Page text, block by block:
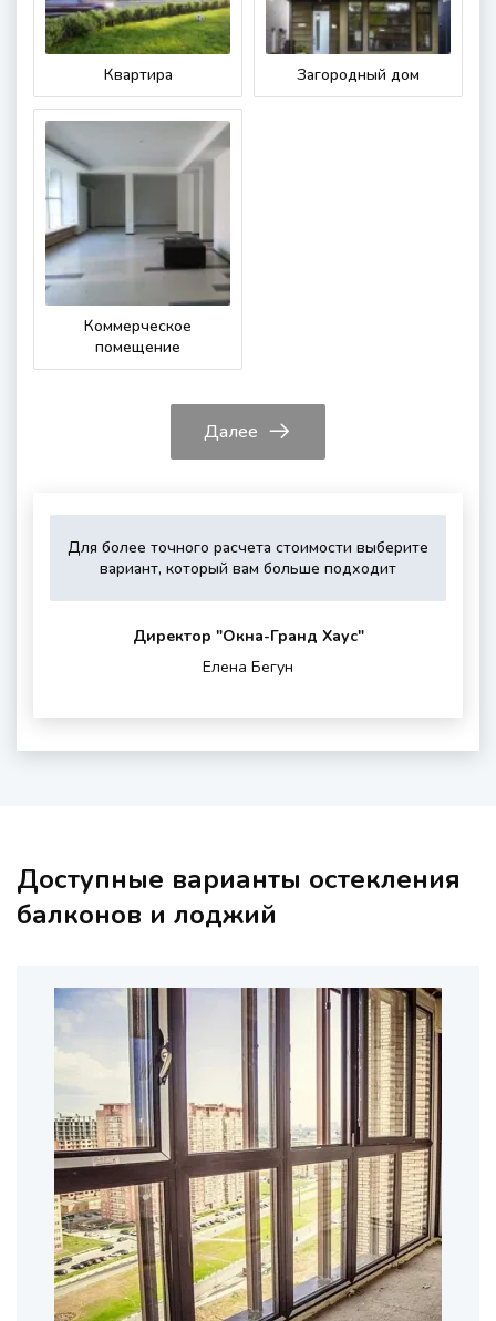
Квартира Загородный дом
Коммерческое
помещение
Далее
Для более точного расчета стоимости выберите
вариант, который вам больше подходитУкажите,
Выберите,
Это
шумности
окном
Укажите
Директор "Oкна-Гранд Хаус"
Елена Бегун
Доступные варианты остекления
балконов и лоджий